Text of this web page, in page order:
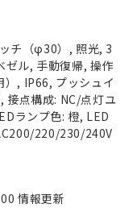
チ（φ30）, 照光, 3
ゼル, 手動復帰, 操作
）, IP66, プッシュイ
接点構成: NC/点灯ユ
ランプ色: 橙, LED
220/230/240V
情報更新